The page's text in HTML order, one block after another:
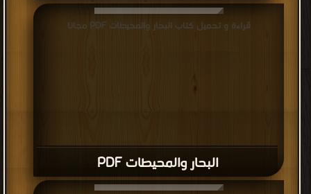
البحار والمحيطات PDF
قراءة و تحميل كتاب البحار والمحيطات PDF مجانا